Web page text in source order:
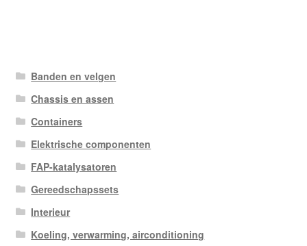
Banden en velgen
Chassis en assen
Containers
Elektrische componenten
FAP-katalysatoren
Gereedschapssets
Interieur
Koeling, verwarming, airconditioning